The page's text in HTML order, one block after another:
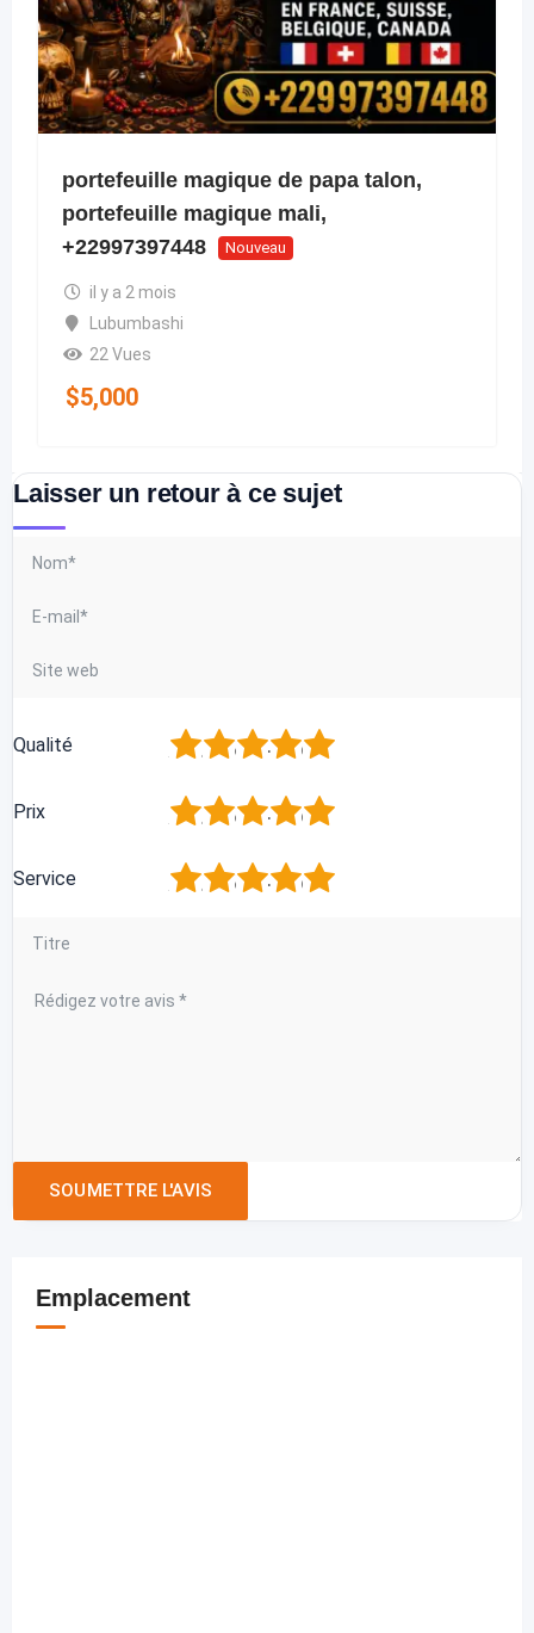
portefeuille magique de papa talon,
portefeuille magique mali,
+22997397448
Nouveau
il y a 2 mois
Lubumbashi
22 Vues
$5,000
Laisser un retour à ce sujet
Qualité 5
4
3
2
Prix 5
4
3
2
Service 5
4
3
2
Emplacement